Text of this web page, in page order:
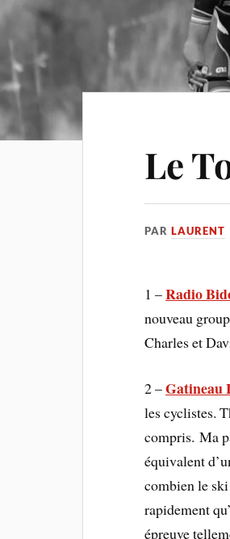
Le
PARLAURENT
1 –Radio
nouveau
Charles et
2 –Gatineau
les cyclistes.
compris. Ma
équivalent
combien le
rapidement
épreuve